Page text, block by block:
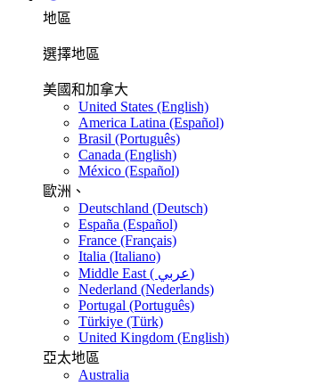
地區
選擇地區
美國和加拿大
United States (English)
America Latina (Español)
Brasil (Português)
Canada (English)
México (Español)
歐洲、
Deutschland (Deutsch)
España (Español)
France (Français)
Italia (Italiano)
Middle East ( عربي)
Nederland (Nederlands)
Portugal (Português)
Türkiye (Türk)
United Kingdom (English)
亞太地區
Australia